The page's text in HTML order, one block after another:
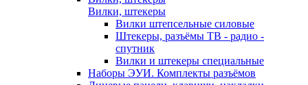
Вилки, штекеры
Вилки штепсельные силовые
Штекеры, разъёмы ТВ - радио -
спутник
Вилки и штекеры специальные
Наборы ЭУИ. Комплекты разъёмов